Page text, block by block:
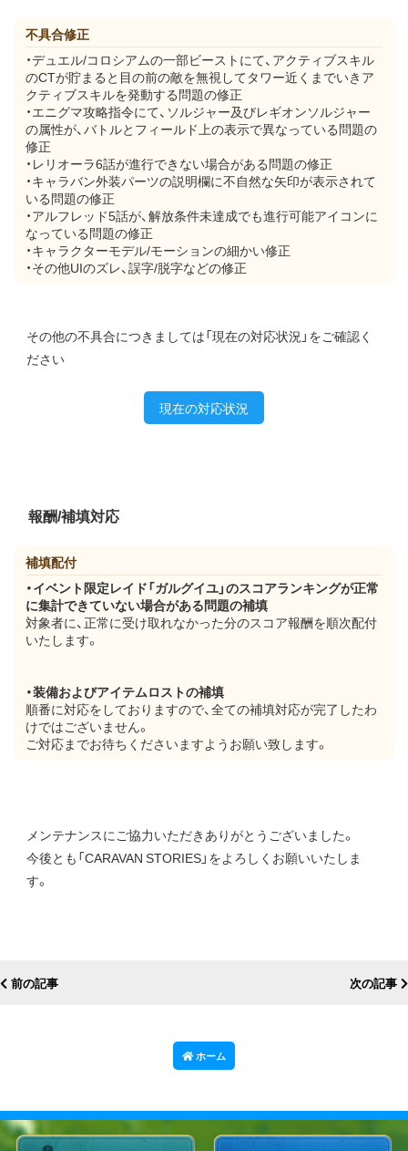
不具合修正
・デュエル/コロシアムの一部ビーストにて、アクティブスキル
のCTが貯まると目の前の敵を無視してタワー近くまでいきア
クティブスキルを発動する問題の修正
・エニグマ攻略指令にて、ソルジャー及びレギオンソルジャー
の属性が、バトルとフィールド上の表示で異なっている問題の
修正
・レリオーラ6話が進行できない場合がある問題の修正
・キャラバン外装パーツの説明欄に不自然な矢印が表示されて
いる問題の修正
・アルフレッド5話が、解放条件未達成でも進行可能アイコンに
なっている問題の修正
・キャラクターモデル/モーションの細かい修正
・その他UIのズレ、誤字/脱字などの修正
その他の不具合につきましては「現在の対応状況」をご確認く
ださい
現在の対応状況
報酬/補填対応
補填配付
・イベント限定レイド「ガルグイユ」のスコアランキングが正常
に集計できていない場合がある問題の補填
対象者に、正常に受け取れなかった分のスコア報酬を順次配付
いたします。
・装備およびアイテムロストの補填
順番に対応をしておりますので、全ての補填対応が完了したわ
けではございません。
ご対応までお待ちくださいますようお願い致します。
メンテナンスにご協力いただきありがとうございました。
今後とも「CARAVAN STORIES」をよろしくお願いいたしま
す。
前の記事 次の記事
ホーム